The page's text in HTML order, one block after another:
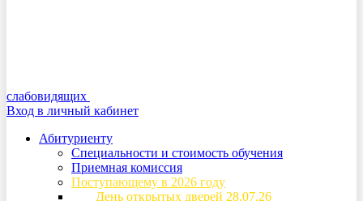
слабовидящих
Вход в личный кабинет
Абитуриенту
Специальности и стоимость обучения
Приемная комиссия
Поступающему в 2026 году
День открытых дверей 28.07.26